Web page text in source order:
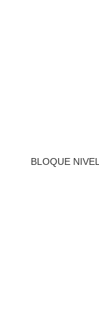
BLOQUE